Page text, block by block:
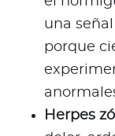
una
porque
Herpes